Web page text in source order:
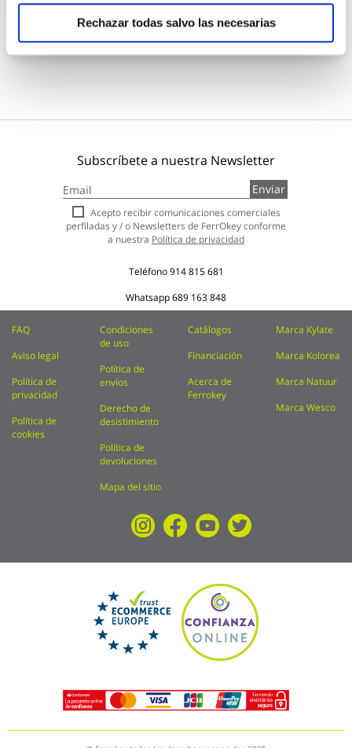
Rechazar todas salvo las necesarias
Añadir al carrito
Subscríbete a nuestra Newsletter
a
nuestro
boletín
de
Enviar
Acepto recibir comunicaciones comerciales
perfiladas y / o Newsletters de FerrOkey conforme
a nuestra Política de privacidad
Teléfono914 815 681
Whatsapp689 163 848
FAQ
Aviso legal
Política de
privacidad
Política de
cookies
Condiciones
de uso
Política de
envíos
Derecho de
desistimiento
Política de
devoluciones
Mapa del sitio
Catálogos
Financiación
Acerca de
Ferrokey
Marca Kylate
Marca Kolorea
Marca Natuur
Marca Wesco